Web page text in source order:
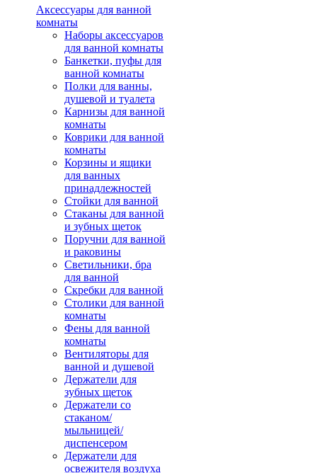
Аксессуары для ванной
комнаты
Наборы аксессуаров
для ванной комнаты
Банкетки, пуфы для
ванной комнаты
Полки для ванны,
душевой и туалета
Карнизы для ванной
комнаты
Коврики для ванной
комнаты
Корзины и ящики
для ванных
принадлежностей
Стойки для ванной
Стаканы для ванной
и зубных щеток
Поручни для ванной
и раковины
Светильники, бра
для ванной
Скребки для ванной
Столики для ванной
комнаты
Фены для ванной
комнаты
Вентиляторы для
ванной и душевой
Держатели для
зубных щеток
Держатели со
стаканом/
мыльницей/
диспенсером
Держатели для
освежителя воздуха